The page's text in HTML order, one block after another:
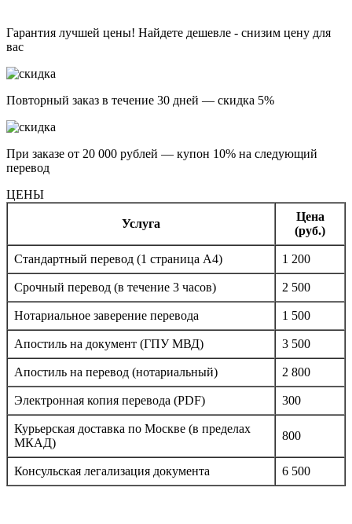
Гарантия лучшей цены! Найдете дешевле - снизим цену для
вас
Повторный заказ в течение 30 дней — скидка 5%
При заказе от 20 000 рублей — купон 10% на следующий
перевод
ЦЕНЫ
Услуга
Цена
(руб.)
Стандартный перевод (1 страница А4) 1 200
Срочный перевод (в течение 3 часов) 2 500
Нотариальное заверение перевода 1 500
Апостиль на документ (ГПУ МВД) 3 500
Апостиль на перевод (нотариальный) 2 800
Электронная копия перевода (PDF) 300
Курьерская доставка по Москве (в пределах
МКАД)
800
Консульская легализация документа 6 500